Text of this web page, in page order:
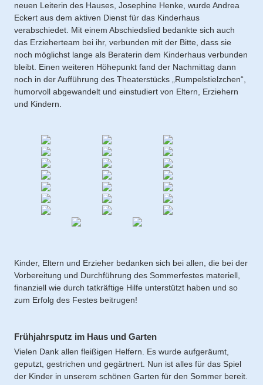
neuen Leiterin des Hauses, Josephine Henke, wurde Andrea
Eckert aus dem aktiven Dienst für das Kinderhaus
verabschiedet. Mit einem Abschiedslied bedankte sich auch
das Erzieherteam bei ihr, verbunden mit der Bitte, dass sie
noch möglichst lange als Beraterin dem Kinderhaus verbunden
bleibt. Einen weiteren Höhepunkt fand der Nachmittag dann
noch in der Aufführung des Theaterstücks „Rumpelstielzchen“,
humorvoll abgewandelt und einstudiert von Eltern, Erziehern
und Kindern.
Kinder, Eltern und Erzieher bedanken sich bei allen, die bei der
Vorbereitung und Durchführung des Sommerfestes materiell,
finanziell wie durch tatkräftige Hilfe unterstützt haben und so
zum Erfolg des Festes beitrugen!
Frühjahrsputz im Haus und Garten
Vielen Dank allen fleißigen Helfern. Es wurde aufgeräumt,
geputzt, gestrichen und gegärtnert. Nun ist alles für das Spiel
der Kinder in unserem schönen Garten für den Sommer bereit.